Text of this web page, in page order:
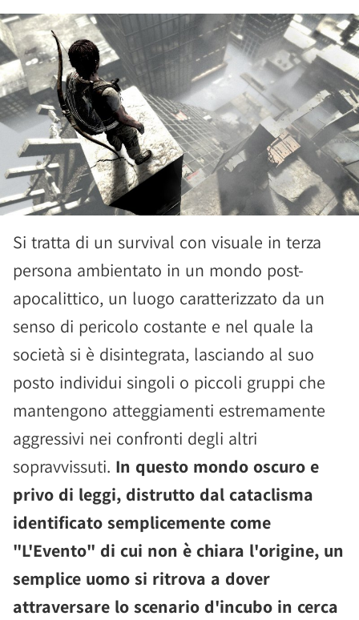
Si tratta di un survival con visuale in terza
persona ambientato in un mondo post-
apocalittico, un luogo caratterizzato da un
senso di pericolo costante e nel quale la
società si è disintegrata, lasciando al suo
posto individui singoli o piccoli gruppi che
mantengono atteggiamenti estremamente
aggressivi nei confronti degli altri
sopravvissuti. In questo mondo oscuro e
privo di leggi, distrutto dal cataclisma
identificato semplicemente come
"L'Evento" di cui non è chiara l'origine, un
semplice uomo si ritrova a dover
attraversare lo scenario d'incubo in cerca